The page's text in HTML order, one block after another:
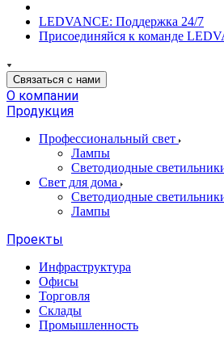
LEDVANCE: Поддержка 24/7
Присоединяйся к команде
Связаться с нами
О компании
Продукция
Профессиональный свет
Лампы
Светодиодные
Свет для дома
Светодиодные
Лампы
Проекты
Инфраструктура
Офисы
Торговля
Склады
Промышленность